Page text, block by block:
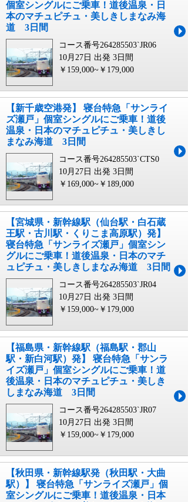
個室シングルにご乗車！道後温泉・日
本のマチュピチュ・美しきしまなみ海
道 3日間
コース番号264285503`JR06
10月27日 出発 3日間
￥159,000~￥179,000
【新千歳空港発】 寝台特急「サンライ
ズ瀬戸」個室シングルにご乗車！道後
温泉・日本のマチュピチュ・美しきし
まなみ海道 3日間
コース番号264285503`CTS0
10月27日 出発 3日間
￥169,000~￥189,000
【宮城県・新幹線駅（仙台駅・白石蔵
王駅・古川駅・くりこま高原駅）発】
寝台特急「サンライズ瀬戸」個室シン
グルにご乗車！道後温泉・日本のマチ
ュピチュ・美しきしまなみ海道 3日間
コース番号264285503`JR04
10月27日 出発 3日間
￥159,000~￥179,000
【福島県・新幹線駅（福島駅・郡山
駅・新白河駅）発】 寝台特急「サンラ
イズ瀬戸」個室シングルにご乗車！道
後温泉・日本のマチュピチュ・美しき
しまなみ海道 3日間
コース番号264285503`JR07
10月27日 出発 3日間
￥159,000~￥179,000
【秋田県・新幹線駅発（秋田駅・大曲
駅）】 寝台特急「サンライズ瀬戸」個
室シングルにご乗車！道後温泉・日本